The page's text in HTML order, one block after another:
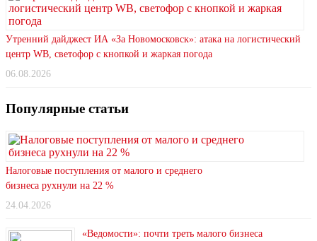
Утренний дайджест ИА «За Новомосковск»: атака на логистический
центр WB, светофор с кнопкой и жаркая погода
06.08.2026
Популярные статьи
Налоговые поступления от малого и среднего
бизнеса рухнули на 22 %
24.04.2026
«Ведомости»: почти треть малого бизнеса